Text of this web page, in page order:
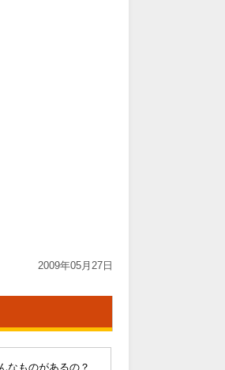
2009年05月27日
なものがあるの？